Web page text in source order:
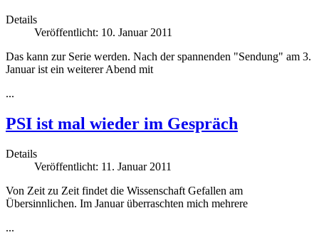
Details
Veröffentlicht: 10. Januar 2011
Das kann zur Serie werden. Nach der spannenden "Sendung" am 3.
Januar ist ein weiterer Abend mit
...
PSI ist mal wieder im Gespräch
Details
Veröffentlicht: 11. Januar 2011
Von Zeit zu Zeit findet die Wissenschaft Gefallen am
Übersinnlichen. Im Januar überraschten mich mehrere
...